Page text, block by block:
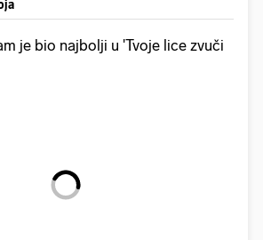
je bio najbolji u 'Tvoje lice zvuči